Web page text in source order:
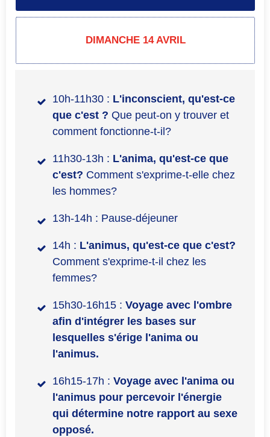
DIMANCHE 14 AVRIL
10h-11h30 : L'inconscient, qu'est-ce
que c'est ? Que peut-on y trouver et
comment fonctionne-t-il?
11h30-13h : L'anima, qu'est-ce que
c'est? Comment s'exprime-t-elle chez
les hommes?
13h-14h : Pause-déjeuner
14h : L'animus, qu'est-ce que c'est?
Comment s'exprime-t-il chez les
femmes?
15h30-16h15 : Voyage avec l'ombre
afin d'intégrer les bases sur
lesquelles s'érige l'anima ou
l'animus.
16h15-17h : Voyage avec l'anima ou
l'animus pour percevoir l'énergie
qui détermine notre rapport au sexe
opposé.